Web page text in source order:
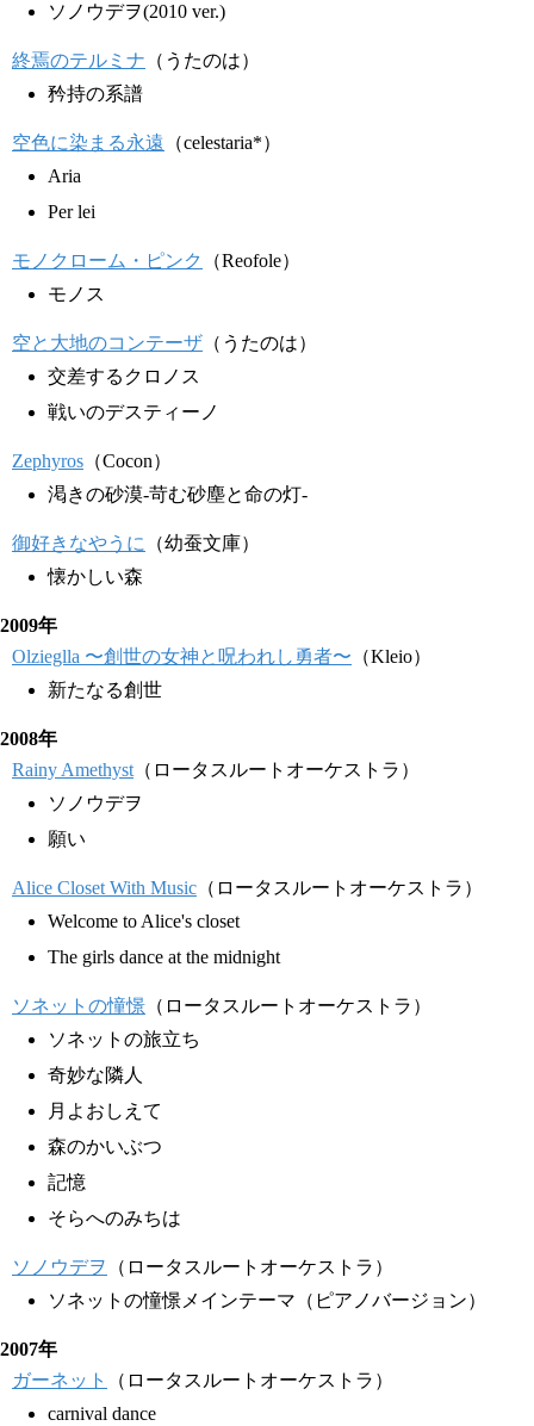
ソノウデヲ(2010 ver.)
終焉のテルミナ （うたのは）
矜持の系譜
空色に染まる永遠 （celestaria*）
Aria
Per lei
モノクローム・ピンク
（Reofole）
モノス
空と大地のコンテーザ （うたのは）
交差するクロノス
戦いのデスティーノ
Zephyros （Cocon）
渇きの砂漠-苛む砂塵と命の灯-
御好きなやうに
（幼蚕文庫）
懐かしい森
2009年
Olzieglla 〜創世の女神と呪われし勇者〜 （Kleio）
新たなる創世
2008年
Rainy Amethyst （ロータスルートオーケストラ）
ソノウデヲ
願い
Alice Closet With Music （ロータスルートオーケストラ）
Welcome to Alice's closet
The girls dance at the midnight
ソネットの憧憬 （ロータスルートオーケストラ）
ソネットの旅立ち
奇妙な隣人
月よおしえて
森のかいぶつ
記憶
そらへのみちは
ソノウデヲ
（ロータスルートオーケストラ）
ソネットの憧憬メインテーマ（ピアノバージョン）
2007年
ガーネット
（ロータスルートオーケストラ）
carnival dance